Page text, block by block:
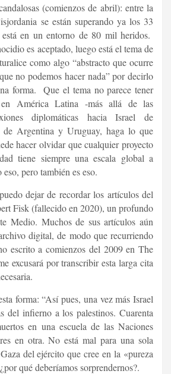
(comienzos de abril): entre la
se están superando ya los 33
en un entorno de 80 mil heridos.
es aceptado, luego está el tema de
como algo “abstracto que ocurre
no podemos hacer nada” por decirlo
forma. Que el tema no parece tener
en América Latina -más allá de las
diplomáticas hacia Israel de
de Argentina y Uruguay, haga lo que
hacer olvidar que cualquier proyecto
tiene siempre una escala global a
pero también es eso.
dejar de recordar los artículos del
Fisk (fallecido en 2020), un profundo
Medio. Muchos de sus artículos aún
digital, de modo que recurriendo
escrito a comienzos del 2009 en The
excusará por transcribir esta larga cita
forma: “Así pues, una vez más Israel
del infierno a los palestinos. Cuarenta
en una escuela de las Naciones
en otra. No está mal para una sola
del ejército que cree en la «pureza
qué deberíamos sorprendernos?.